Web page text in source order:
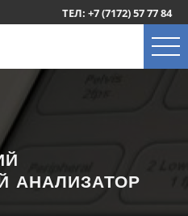
ТЕЛ: +7 (7172) 57 77 84
АНАЛИЗАТОР